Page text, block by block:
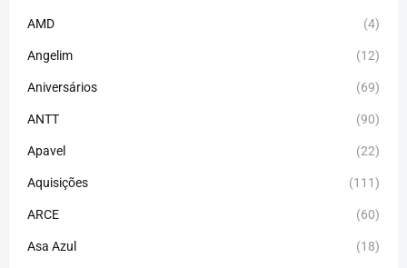
AMD (4)
Angelim (12)
Aniversários (69)
ANTT (90)
Apavel (22)
Aquisições (111)
ARCE (60)
Asa Azul (18)